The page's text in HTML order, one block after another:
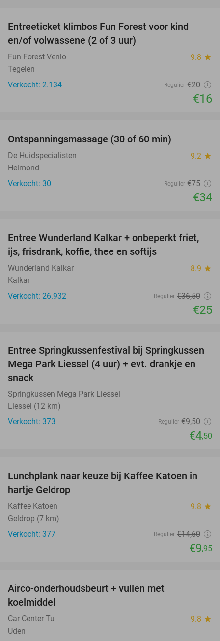
Entreeticket klimbos Fun Forest voor kind
en/of volwassene (2 of 3 uur)
Fun Forest Venlo 9.8 star
Tegelen
Verkocht: 2.134
Regulier €20
€16
Ontspanningsmassage (30 of 60 min)
De Huidspecialisten 9.2 star
Helmond
Verkocht: 30
Regulier €75
€34
32%
Entree Wunderland Kalkar + onbeperkt friet,
ijs, frisdrank, koffie, thee en softijs
Wunderland Kalkar 8.9 star
Kalkar
Verkocht: 26.932
Regulier €36,50
€25
53%
Entree Springkussenfestival bij Springkussen
Mega Park Liessel (4 uur) + evt. drankje en
snack
Springkussen Mega Park Liessel
Liessel (12 km)
Verkocht: 373
Regulier €9,50
€4,50
32%
Lunchplank naar keuze bij Kaffee Katoen in
hartje Geldrop
Kaffee Katoen 9.8 star
Geldrop (7 km)
Verkocht: 377
Regulier €14,60
€9,95
Airco-onderhoudsbeurt + vullen met
koelmiddel
Car Center Tu 9.8 star
Uden